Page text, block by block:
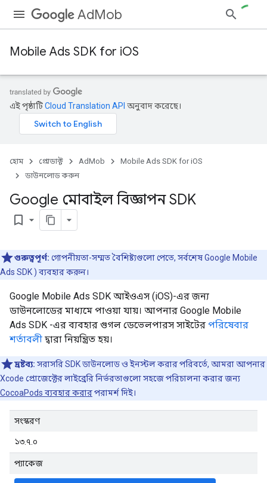
AdMob
Mobile Ads SDK for iOS
এই পৃষ্ঠাটিCloud Translation API অনুবাদ করেছে।
হোম প্রোডাক্ট AdMob
Mobile Ads SDK for iOS
ডাউনলোড করুন
Google মোবাইল বিজ্ঞাপন SDK
bookmark_border
গুরুত্বপূর্ণ: গোপনীয়তা-সম্মত বৈশিষ্ট্যগুলো পেতে, সর্বশেষGoogle Mobile
Ads SDK ) ব্যবহার করুন।
Google Mobile Ads SDK আইওএস (iOS)-এর জন্য
ডাউনলোডের মাধ্যমে পাওয়া যায়। আপনার Google Mobile
Ads SDK -এর ব্যবহার গুগল ডেভেলপারস সাইটের পরিষেবার
শর্তাবলী দ্বারা নিয়ন্ত্রিত হয়।
দ্রষ্টব্য: সরাসরি SDK ডাউনলোড ও ইনস্টল করার পরিবর্তে, আমরা আপনার
Xcode প্রোজেক্টের লাইব্রেরি নির্ভরতাগুলো সহজে পরিচালনা করার জন্য
CocoaPods ব্যবহার করারপরামর্শ দিই।
সংস্করণ
১৩.৭.০
প্যাকেজ